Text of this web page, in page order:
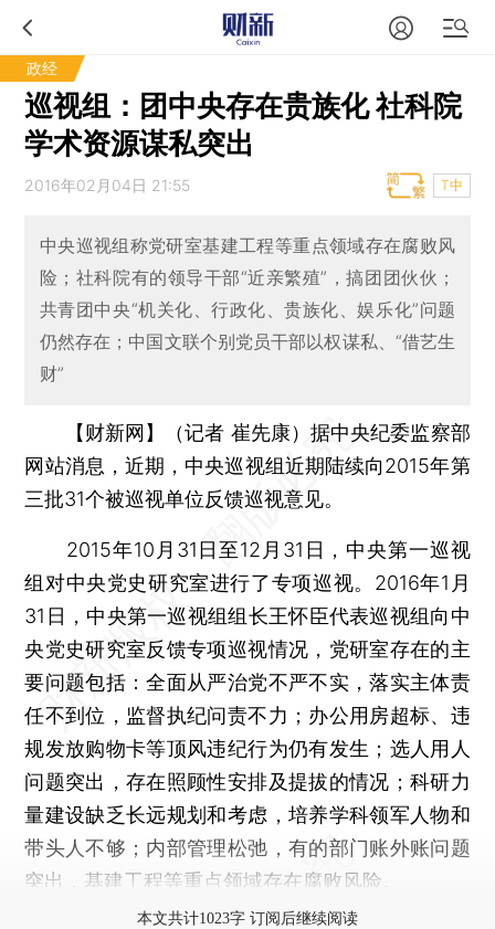
政经
巡视组：团中央存在贵族化 社科院
学术资源谋私突出
2016年02月04日 21:55 T中
中央巡视组称党研室基建工程等重点领域存在腐败风
险；社科院有的领导干部“近亲繁殖”，搞团团伙伙；
共青团中央“机关化、行政化、贵族化、娱乐化”问题
仍然存在；中国文联个别党员干部以权谋私、“借艺生
财”
【财新网】（记者 崔先康） 据中央纪委监察部
网站消息，近期，中央巡视组近期陆续向2015年第
三批31个被巡视单位反馈巡视意见。
2015年10月31日至12月31日，中央第一巡视
组对中央党史研究室进行了专项巡视。2016年1月
31日，中央第一巡视组组长王怀臣代表巡视组向中
央党史研究室反馈专项巡视情况，党研室存在的主
要问题包括：全面从严治党不严不实，落实主体责
任不到位，监督执纪问责不力；办公用房超标、违
规发放购物卡等顶风违纪行为仍有发生；选人用人
问题突出，存在照顾性安排及提拔的情况；科研力
量建设缺乏长远规划和考虑，培养学科领军人物和
带头人不够；内部管理松弛，有的部门账外账问题
突出，基建工程等重点领域存在腐败风险。
本文共计1023字 订阅后继续阅读